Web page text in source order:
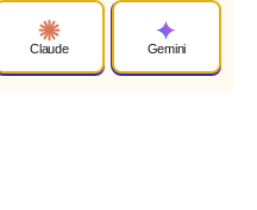
Claude Gemini